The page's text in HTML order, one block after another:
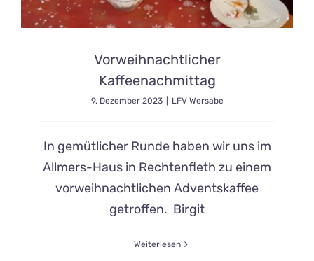
Vorweihnachtlicher
Kaffeenachmittag
9. Dezember 2023 LFV Wersabe
In gemütlicher Runde haben wir uns im
Allmers-Haus in Rechtenfleth zu einem
vorweihnachtlichen Adventskaffee
getroffen. Birgit
Weiterlesen